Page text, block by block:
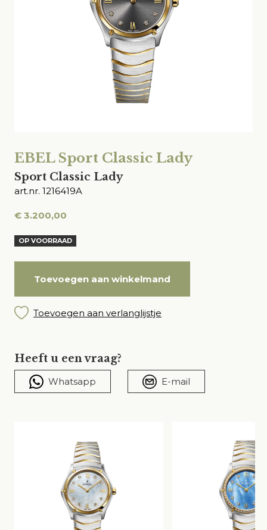
EBEL Sport Classic Lady
Sport Classic Lady
art.nr. 1216419A
€ 3.200,00
OP VOORRAAD
Toevoegen aan winkelmand
Toevoegen aan verlanglijstje
Heeft u een vraag?
Whatsapp E-mail